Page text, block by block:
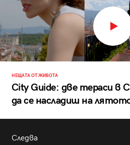
НЕЩАТА ОТ ЖИВОТА
City Guide: две тераси в
да се насладиш на
Следва